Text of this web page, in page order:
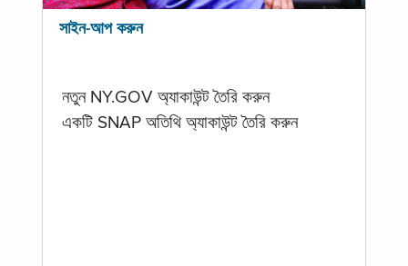
সাইন-আপ করুন
নতুন NY.GOV অ্যাকাউন্ট তৈরি করুন
একটি SNAP অতিথি অ্যাকাউন্ট তৈরি করুন